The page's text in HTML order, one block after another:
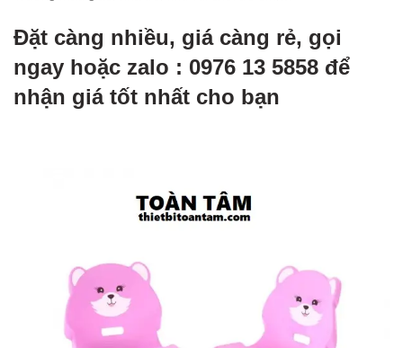
Đặt càng nhiều, giá càng rẻ, gọi
ngay hoặc zalo : 0976 13 5858 để
nhận giá tốt nhất cho bạn